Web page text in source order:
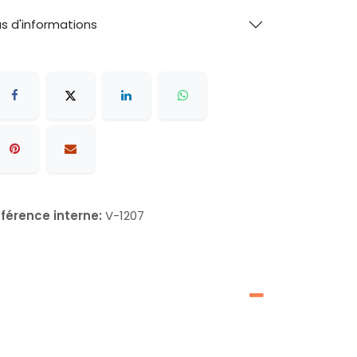
d'informations
interne: V-1207